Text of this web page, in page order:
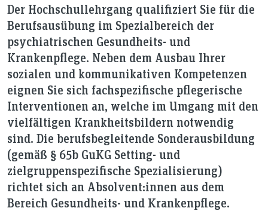
Der Hochschullehrgang qualifiziert Sie für die
Berufsausübung im Spezialbereich der
psychiatrischen Gesundheits- und
Krankenpflege. Neben dem Ausbau Ihrer
sozialen und kommunikativen Kompetenzen
eignen Sie sich fachspezifische pflegerische
Interventionen an, welche im Umgang mit den
vielfältigen Krankheitsbildern notwendig
sind. Die berufsbegleitende Sonderausbildung
(gemäß § 65b GuKG Setting- und
zielgruppenspezifische Spezialisierung)
richtet sich an Absolvent:innen aus dem
Bereich Gesundheits- und Krankenpflege.